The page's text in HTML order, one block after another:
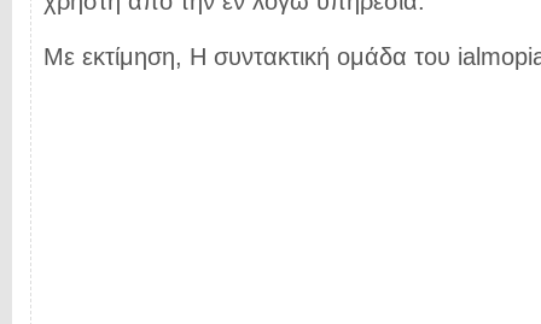
Με εκτίμηση, Η συντακτική ομάδα του